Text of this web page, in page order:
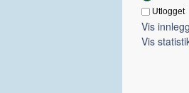
Utlogget
Vis innlegg
Vis